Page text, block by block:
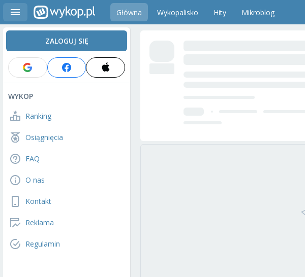
Główna Wykopalisko Hity Mikroblog
ZALOGUJ SIĘ
WYKOP
Ranking
Osiągnięcia
FAQ
O nas
Kontakt
Reklama
Regulamin